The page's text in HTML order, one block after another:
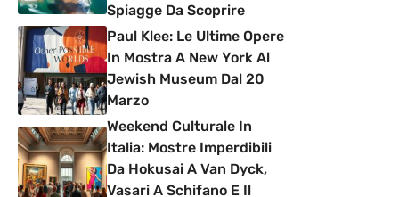
Spiagge Da Scoprire
Paul Klee: Le Ultime Opere
In Mostra A New York Al
Jewish Museum Dal 20
Marzo
Weekend Culturale In
Italia: Mostre Imperdibili
Da Hokusai A Van Dyck,
Vasari A Schifano E Il